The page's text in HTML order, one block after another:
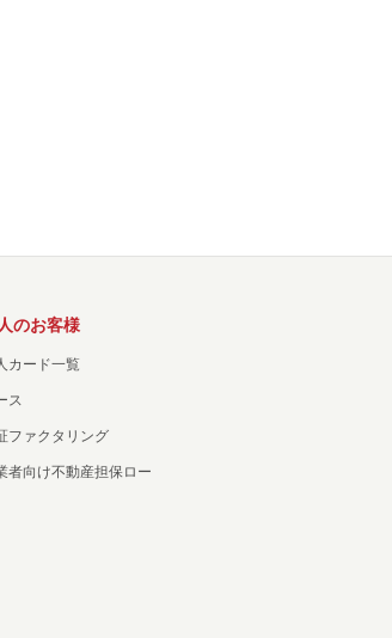
のお客様
カード一覧
ス
ファクタリング
者向け不動産担保ロー